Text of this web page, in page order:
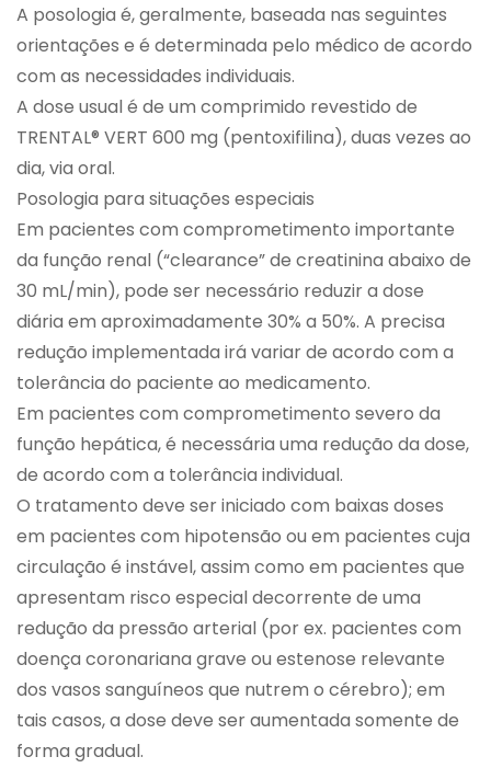
A posologia é, geralmente, baseada nas seguintes
orientações e é determinada pelo médico de acordo
com as necessidades individuais.
A dose usual é de um comprimido revestido de
TRENTAL® VERT 600 mg (pentoxifilina), duas vezes ao
dia, via oral.
Posologia para situações especiais
Em pacientes com comprometimento importante
da função renal (“clearance” de creatinina abaixo de
30 mL/min), pode ser necessário reduzir a dose
diária em aproximadamente 30% a 50%. A precisa
redução implementada irá variar de acordo com a
tolerância do paciente ao medicamento.
Em pacientes com comprometimento severo da
função hepática, é necessária uma redução da dose,
de acordo com a tolerância individual.
O tratamento deve ser iniciado com baixas doses
em pacientes com hipotensão ou em pacientes cuja
circulação é instável, assim como em pacientes que
apresentam risco especial decorrente de uma
redução da pressão arterial (por ex. pacientes com
doença coronariana grave ou estenose relevante
dos vasos sanguíneos que nutrem o cérebro); em
tais casos, a dose deve ser aumentada somente de
forma gradual.